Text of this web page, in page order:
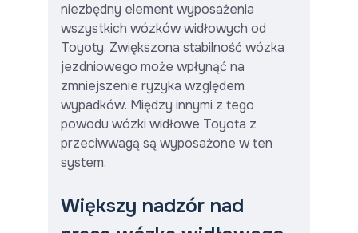
niezbędny element wyposażenia
wszystkich wózków widłowych od
Toyoty. Zwiększona stabilność wózka
jezdniowego może wpłynąć na
zmniejszenie ryzyka względem
wypadków. Między innymi z tego
powodu wózki widłowe Toyota z
przeciwwagą są wyposażone w ten
system.
Większy nadzór nad